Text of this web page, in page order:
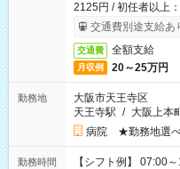
2125円 / 初任者以上
交通費別途支給あ
交通費 全額支給
月収例 20～25万円
勤務地
大阪市天王寺区
天王寺駅 / 大阪上本
病院 ★勤務地選べ
勤務時間
【シフト例】 07:00～